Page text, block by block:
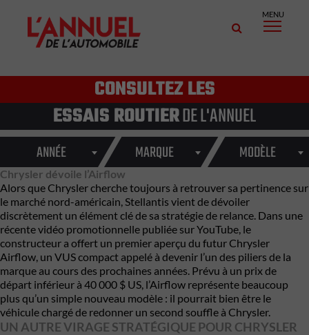
MENU
CONSULTEZ LES
ESSAIS ROUTIERDE L'ANNUEL
ANNÉE MARQUE MODÈLE
Chrysler dévoile l’Airflow
Alors que Chrysler cherche toujours à retrouver sa pertinence sur
le marché nord-américain, Stellantis vient de dévoiler
discrètement un élément clé de sa stratégie de relance. Dans une
récente vidéo promotionnelle publiée sur YouTube, le
constructeur a offert un premier aperçu du futur Chrysler
Airflow, un VUS compact appelé à devenir l’un des piliers de la
marque au cours des prochaines années. Prévu à un prix de
départ inférieur à 40 000 $ US, l’Airflow représente beaucoup
plus qu’un simple nouveau modèle : il pourrait bien être le
véhicule chargé de redonner un second souffle à Chrysler.
UN AUTRE VIRAGE STRATÉGIQUE POUR CHRYSLER